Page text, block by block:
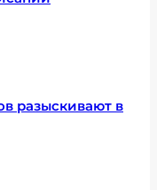
разыскивают в